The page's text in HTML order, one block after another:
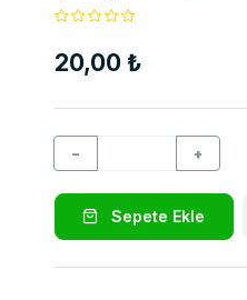
20,00 ₺
− +
Sepete Ekle